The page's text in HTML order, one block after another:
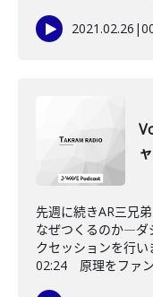
2021.02.26 |
先週に続きAR三兄
なぜつくるのか―ダ
クセッションを行
02:24 原理をファ